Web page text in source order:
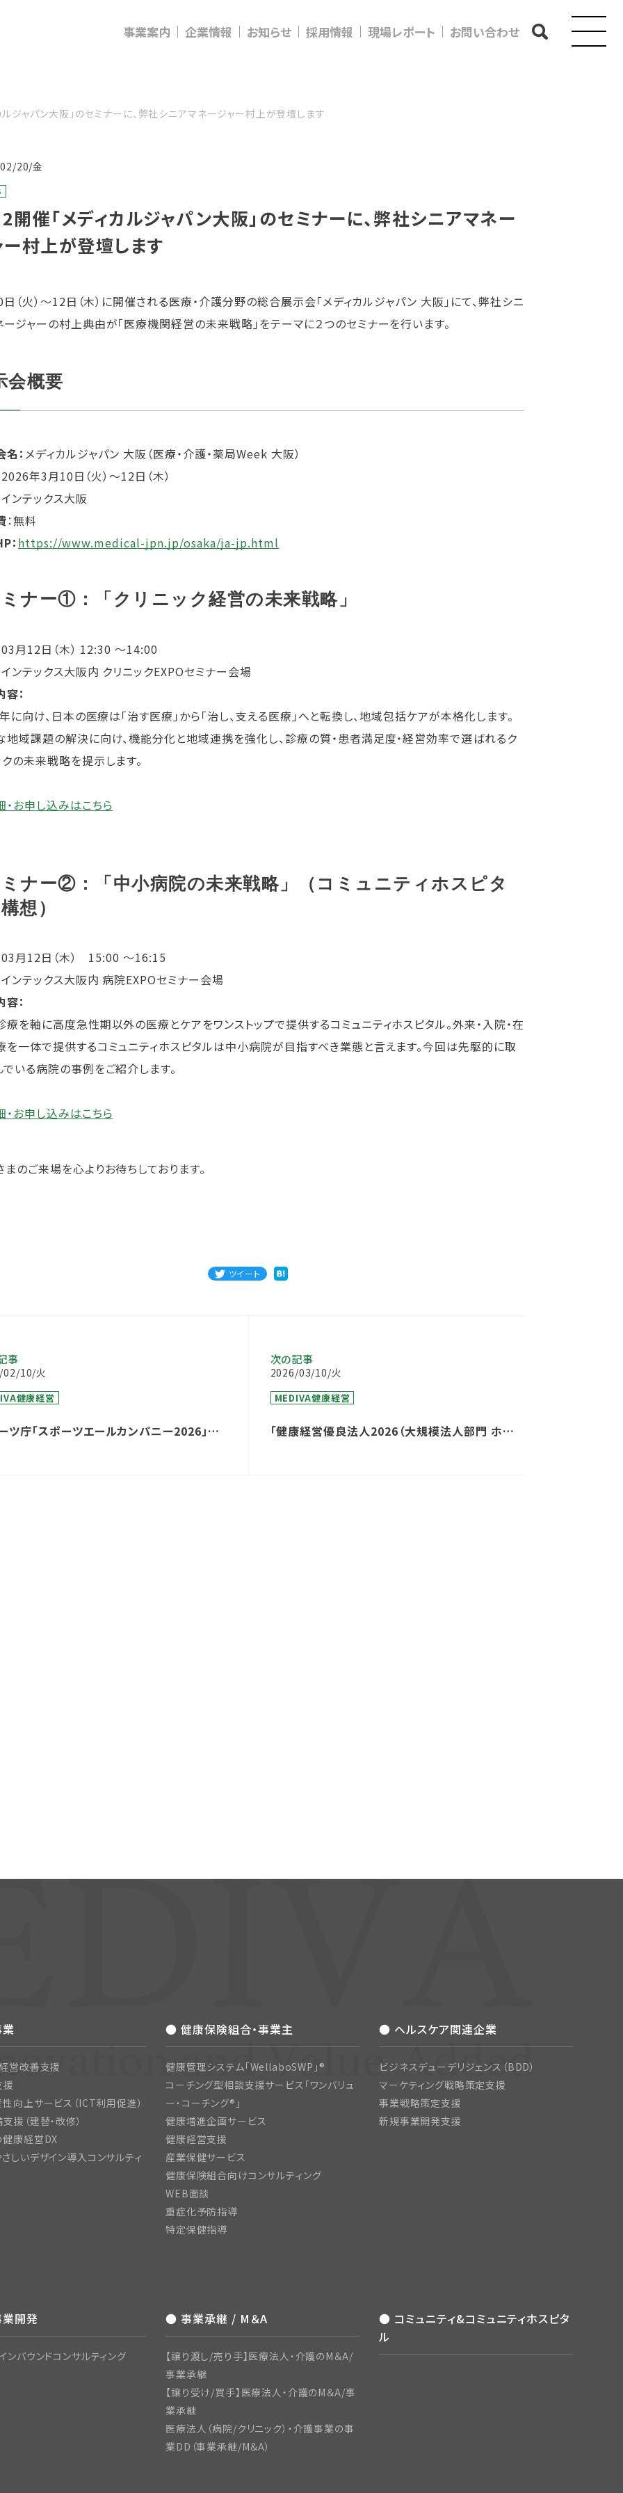
事業案内 企業情報 お知らせ 採用情報 現場レポート お問い合わせ
ジャパン大阪」のセミナーに、弊社シニアマネージャー村上が登壇します
20/金
催「メディカルジャパン大阪」のセミナーに、弊社シニアマネー
ー村上が登壇します
（火）～12日（木）に開催される医療・介護分野の総合展示会「メディカルジャパン 大阪」にて、弊社シニ
ージャーの村上典由が「医療機関経営の未来戦略」をテーマに２つのセミナーを行います。
会概要
： メディカルジャパン 大阪（医療・介護・薬局Week 大阪）
2026年3月10日（火）～12日（木）
インテックス大阪
：無料
： https://www.medical-jpn.jp/osaka/ja-jp.html
ナー①：「クリニック経営の未来戦略」
03月12日（木） 12:30 ～14:00
インテックス大阪内 クリニックEXPOセミナー会場
：
に向け、日本の医療は「治す医療」から「治し、支える医療」へと転換し、地域包括ケアが本格化します。
地域課題の解決に向け、機能分化と地域連携を強化し、診療の質・患者満足度・経営効率で選ばれるク
クの未来戦略を提示します。
・お申し込みはこちら
ナー②：「中小病院の未来戦略」（コミュニティホスピタ
想）
03月12日（木） 15:00 ～16:15
インテックス大阪内 病院EXPOセミナー会場
：
療を軸に高度急性期以外の医療とケアをワンストップで提供するコミュニティホスピタル。外来・入院・在
を一体で提供するコミュニティホスピタルは中小病院が目指すべき業態と言えます。今回は先駆的に取
でいる病院の事例をご紹介します。
・お申し込みはこちら
まのご来場を心よりお待ちしております。
ツイート
事
02/10/火
健康経営
ツ庁「スポーツエールカンパニー2026」に、
次の記事
2026/03/10/火
MEDIVA健康経営
「健康経営優良法人2026（大規模法人部門 ホワ
営改善支援
援
向上サービス（ICT利用促進）
援（建替・改修）
康経営DX
しいデザイン導入コンサルティ
● 健康保険組合・事業主
健康管理システム「WellaboSWP」®
コーチング型相談支援サービス「ワンバリュ
ー・コーチング®」
健康増進企画サービス
健康経営支援
産業保健サービス
健康保険組合向けコンサルティング
WEB面談
重症化予防指導
特定保健指導
● ヘルスケア関連企業
ビジネスデューデリジェンス（BDD）
マーケティング戦略策定支援
事業戦略策定支援
新規事業開発支援
開発
ンバウンドコンサルティング
● 事業承継 / M＆A
【譲り渡し/売り手】医療法人・介護のM＆A/
事業承継
【譲り受け/買手】医療法人・介護のM＆A/事
業承継
医療法人（病院/クリニック）・介護事業の事
業DD（事業承継/M＆A）
● コミュニティ&コミュニティホスピタ
ル